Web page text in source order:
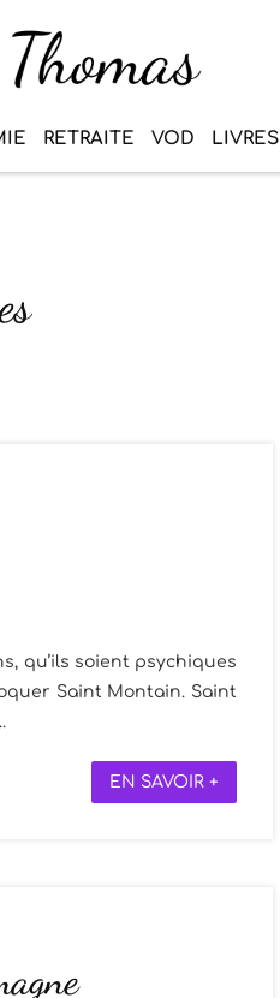
RETRAITE VOD LIVRES
qu’ils soient psychiques
Saint Montain. Saint
EN SAVOIR +